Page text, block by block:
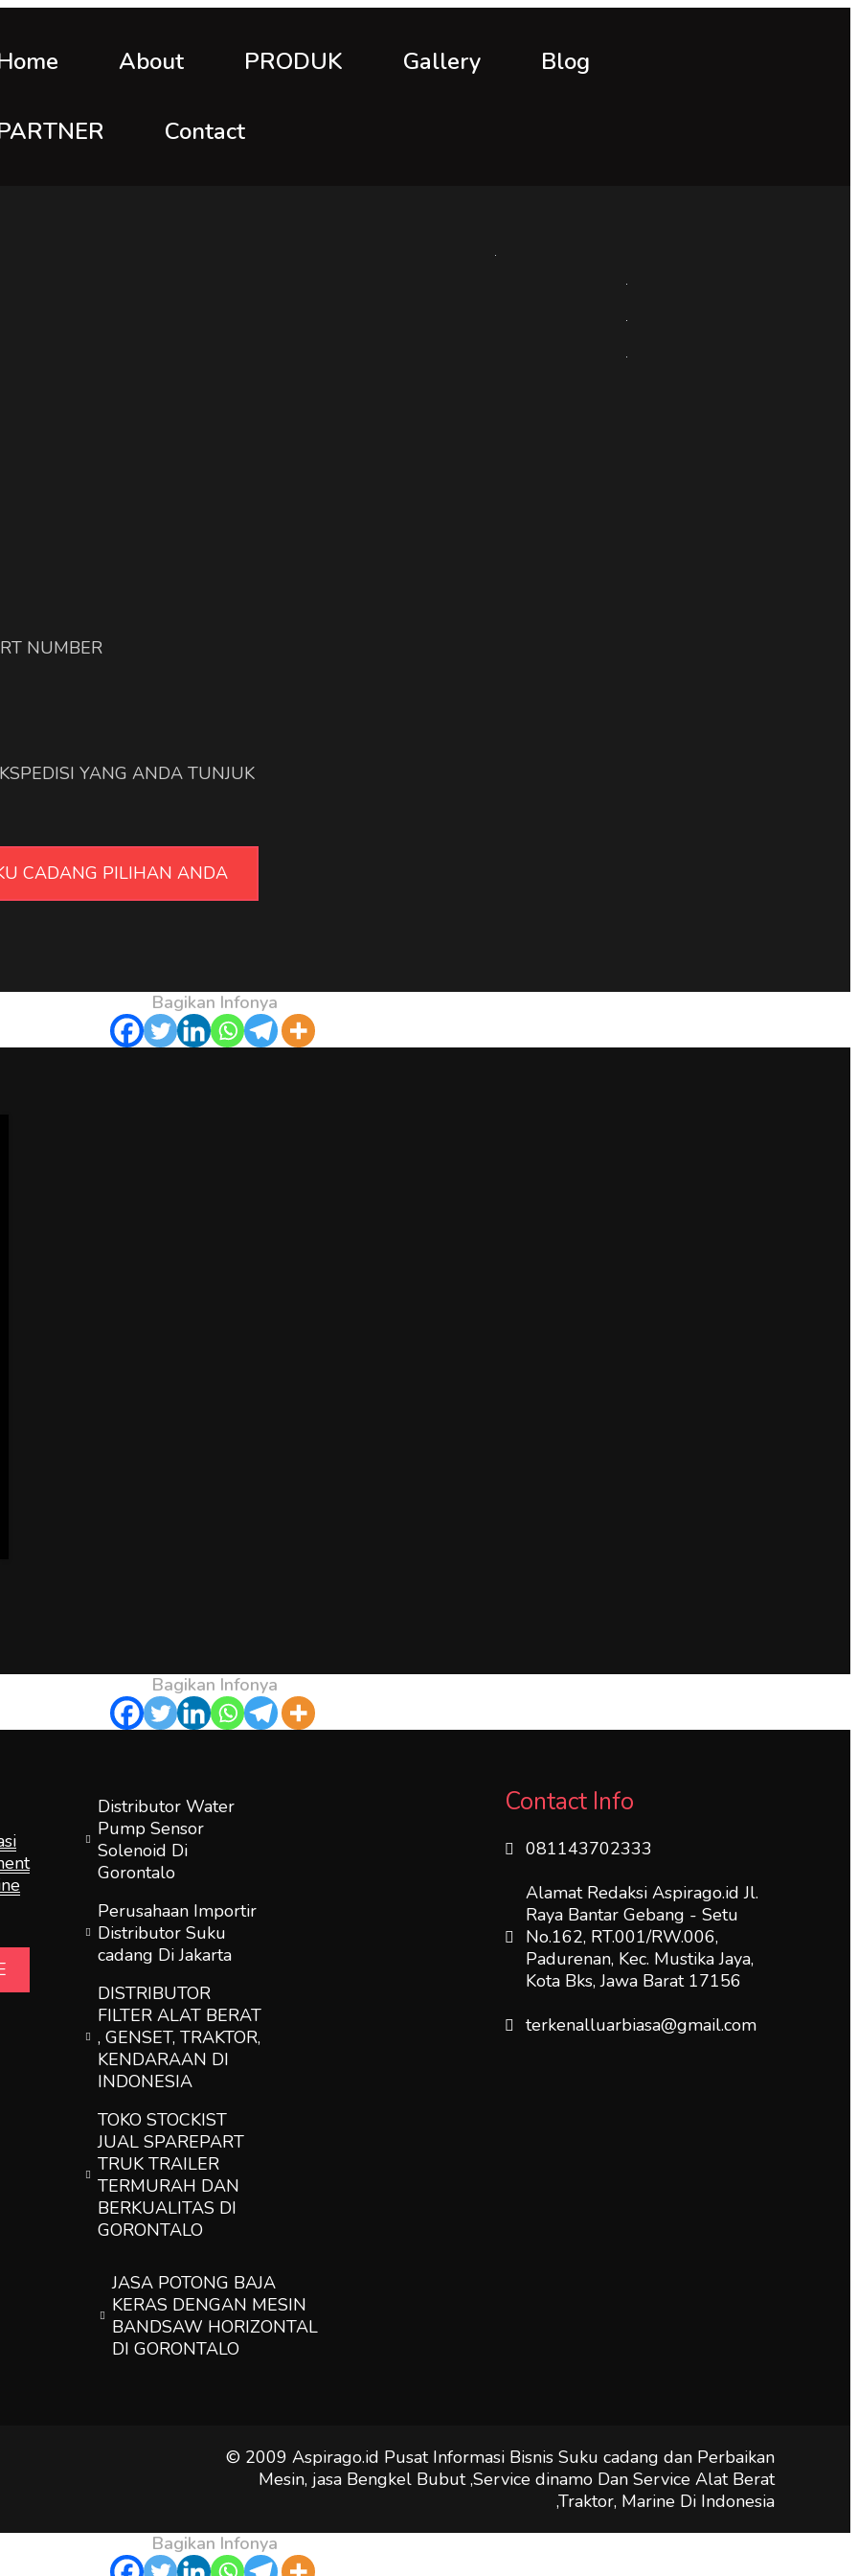
About PRODUK Gallery Blog
Contact
NUMBER
YANG ANDA TUNJUK
CADANG PILIHAN ANDA
Bagikan Infonya
Bagikan Infonya
Distributor Water
Pump Sensor
Solenoid Di
Gorontalo
Perusahaan Importir
Distributor Suku
cadang Di Jakarta
DISTRIBUTOR
FILTER ALAT BERAT
, GENSET, TRAKTOR,
KENDARAAN DI
INDONESIA
TOKO STOCKIST
JUAL SPAREPART
TRUK TRAILER
TERMURAH DAN
BERKUALITAS DI
GORONTALO
JASA POTONG BAJA
KERAS DENGAN MESIN
BANDSAW HORIZONTAL
DI GORONTALO
Contact Info
081143702333
Alamat Redaksi Aspirago.id Jl.
Raya Bantar Gebang - Setu
No.162, RT.001/RW.006,
Padurenan, Kec. Mustika Jaya,
Kota Bks, Jawa Barat 17156
terkenalluarbiasa@gmail.com
© 2009 Aspirago.id Pusat Informasi Bisnis Suku cadang dan Perbaikan
Mesin, jasa Bengkel Bubut ,Service dinamo Dan Service Alat Berat
,Traktor, Marine Di Indonesia
Bagikan Infonya